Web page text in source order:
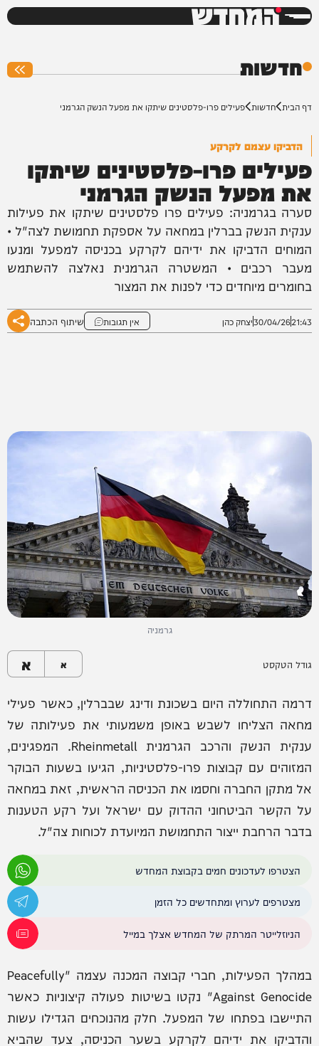
המחדש
חדשות
דף הבית חדשות פעילים פרו-פלסטינים שיתקו את מפעל הנשק הגרמני
הדביקו עצמם לקרקע
פעילים פרו-פלסטינים שיתקו
את מפעל הנשק הגרמני
סערה בגרמניה: פעילים פרו פלסטינים שיתקו את פעילות
ענקית הנשק בברלין במחאה על אספקת תחמושת לצה"ל •
המוחים הדביקו את ידיהם לקרקע בכניסה למפעל ומנעו
מעבר רכבים • המשטרה הגרמנית נאלצה להשתמש
בחומרים מיוחדים כדי לפנות את המצור
21:43
30/04/26יצחק כהן אין תגובות שיתוף הכתבה
גרמניה
גודל הטקסט א א
דרמה התחוללה היום בשכונת ודינג שבברלין, כאשר פעילי
מחאה הצליחו לשבש באופן משמעותי את פעילותה של
ענקית הנשק והרכב הגרמנית Rheinmetall. המפגינים,
המזוהים עם קבוצות פרו-פלסטיניות, הגיעו בשעות הבוקר
אל מתקן החברה וחסמו את הכניסה הראשית, זאת במחאה
על הקשר הביטחוני ההדוק עם ישראל ועל רקע הטענות
בדבר הרחבת ייצור התחמושת המיועדת לכוחות צה"ל.
הצטרפו לעדכונים חמים בקבוצת המחדש
מצטרפים לערוץ ומתחדשים כל הזמן
הניוזלייטר המרתק של המחדש אצלך במייל
במהלך הפעילות, חברי קבוצה המכנה עצמה "Peacefully
Against Genocide" נקטו בשיטות פעולה קיצוניות כאשר
התיישבו בפתחו של המפעל. חלק מהנוכחים הגדילו עשות
והדביקו את ידיהם לקרקע בשער הכניסה, צעד שהביא